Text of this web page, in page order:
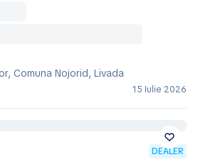
Comuna Nojorid, Livada
15 Iulie 2026
DEALER